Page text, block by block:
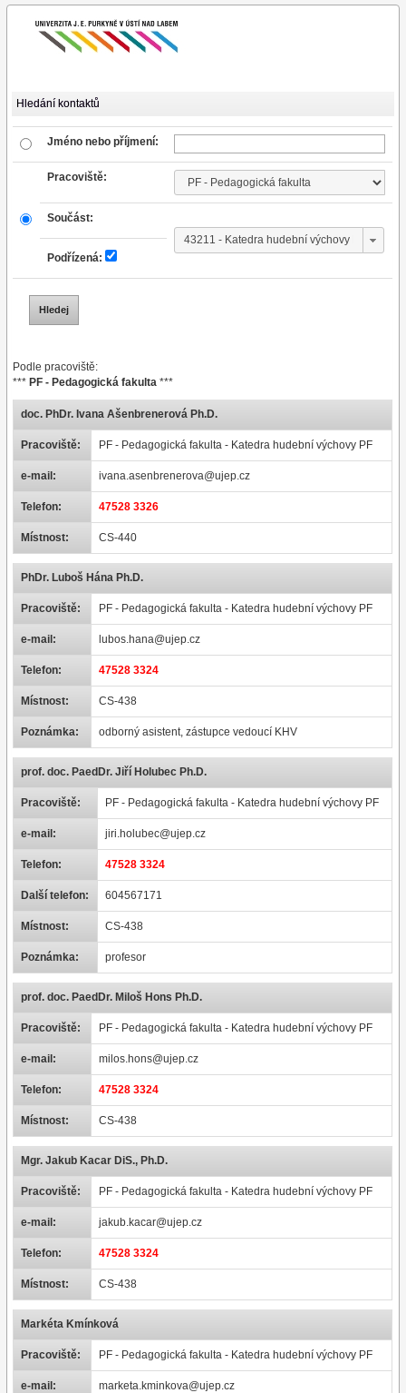
Hledání kontaktů
Jméno nebo příjmení:
Pracoviště:
Součást:
Podřízená:
Podle pracoviště:
*** PF - Pedagogická fakulta***
doc. PhDr. Ivana Ašenbrenerová Ph.D.
Pracoviště: PF - Pedagogická fakulta - Katedra hudební výchovy PF
e-mail: ivana.asenbrenerova@ujep.cz
Telefon: 47528 3326
Místnost: CS-440
PhDr. Luboš Hána Ph.D.
Pracoviště: PF - Pedagogická fakulta - Katedra hudební výchovy PF
e-mail: lubos.hana@ujep.cz
Telefon: 47528 3324
Místnost: CS-438
Poznámka: odborný asistent, zástupce vedoucí KHV
prof. doc. PaedDr. Jiří Holubec Ph.D.
Pracoviště: PF - Pedagogická fakulta - Katedra hudební výchovy PF
e-mail: jiri.holubec@ujep.cz
Telefon: 47528 3324
Další telefon: 604567171
Místnost: CS-438
Poznámka: profesor
prof. doc. PaedDr. Miloš Hons Ph.D.
Pracoviště: PF - Pedagogická fakulta - Katedra hudební výchovy PF
e-mail: milos.hons@ujep.cz
Telefon: 47528 3324
Místnost: CS-438
Mgr. Jakub Kacar DiS., Ph.D.
Pracoviště: PF - Pedagogická fakulta - Katedra hudební výchovy PF
e-mail: jakub.kacar@ujep.cz
Telefon: 47528 3324
Místnost: CS-438
Markéta Kmínková
Pracoviště: PF - Pedagogická fakulta - Katedra hudební výchovy PF
e-mail: marketa.kminkova@ujep.cz